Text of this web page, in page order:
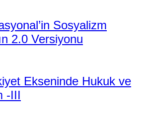
Sosyalizm
2.0 Versiyonu
Ekseninde Hukuk ve
-III